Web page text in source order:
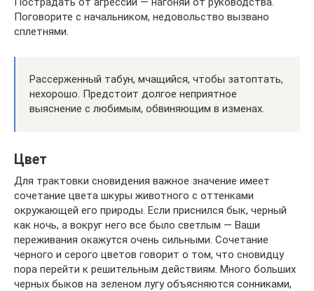
Поговорите с начальником, недовольство вызвано
сплетнями.
Рассерженный табун, мчащийся, чтобы затоптать,
нехорошо. Предстоит долгое неприятное
выяснение с любимым, обвиняющим в изменах.
Цвет
Для трактовки сновидения важное значение имеет
сочетание цвета шкуры животного с оттенками
окружающей его природы. Если приснился бык, черный
как ночь, а вокруг него все было светлым — Ваши
переживания окажутся очень сильными. Сочетание
черного и серого цветов говорит о том, что сновидцу
пора перейти к решительным действиям. Много больших
черных быков на зеленом лугу объясняются сонниками,